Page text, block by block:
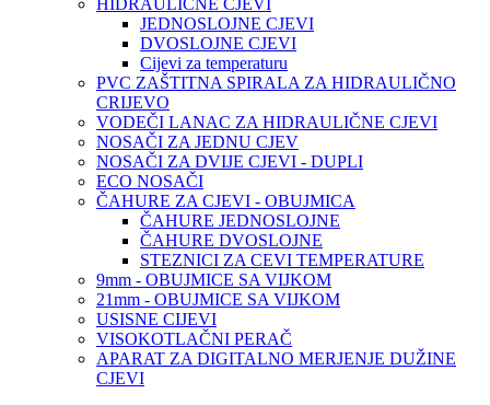
HIDRAULIČNE CJEVI
JEDNOSLOJNE CJEVI
DVOSLOJNE CJEVI
Cijevi za temperaturu
PVC ZAŠTITNA SPIRALA ZA HIDRAULIČNO
CRIJEVO
VODEČI LANAC ZA HIDRAULIČNE CJEVI
NOSAČI ZA JEDNU CJEV
NOSAČI ZA DVIJE CJEVI - DUPLI
ECO NOSAČI
ČAHURE ZA CJEVI - OBUJMICA
ČAHURE JEDNOSLOJNE
ČAHURE DVOSLOJNE
STEZNICI ZA CEVI TEMPERATURE
9mm - OBUJMICE SA VIJKOM
21mm - OBUJMICE SA VIJKOM
USISNE CIJEVI
VISOKOTLAČNI PERAČ
APARAT ZA DIGITALNO MERJENJE DUŽINE
CJEVI